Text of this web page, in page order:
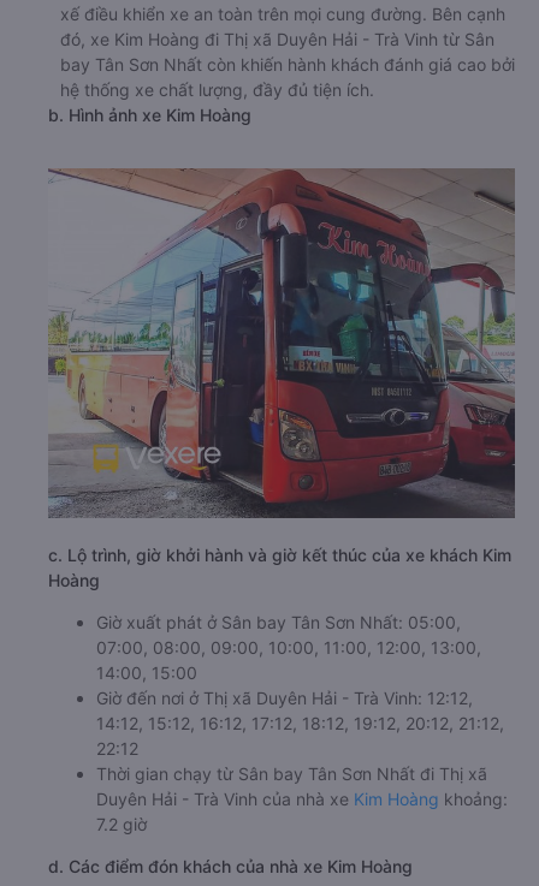
xế điều khiển xe an toàn trên mọi cung đường. Bên cạnh
đó, xe Kim Hoàng đi Thị xã Duyên Hải - Trà Vinh từ Sân
bay Tân Sơn Nhất còn khiến hành khách đánh giá cao bởi
hệ thống xe chất lượng, đầy đủ tiện ích.
b. Hình ảnh xe Kim Hoàng
c. Lộ trình, giờ khởi hành và giờ kết thúc của xe khách Kim
Hoàng
Giờ xuất phát ở Sân bay Tân Sơn Nhất: 05:00,
07:00, 08:00, 09:00, 10:00, 11:00, 12:00, 13:00,
14:00, 15:00
Giờ đến nơi ở Thị xã Duyên Hải - Trà Vinh: 12:12,
14:12, 15:12, 16:12, 17:12, 18:12, 19:12, 20:12, 21:12,
22:12
Thời gian chạy từ Sân bay Tân Sơn Nhất đi Thị xã
Duyên Hải - Trà Vinh của nhà xe Kim Hoàng khoảng:
7.2 giờ
d. Các điểm đón khách của nhà xe Kim Hoàng